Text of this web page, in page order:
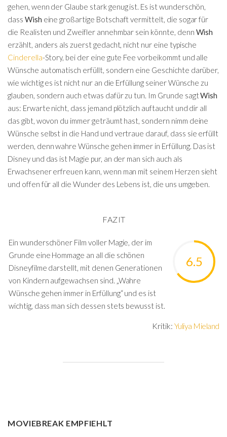
gehen, wenn der Glaube stark genug ist. Es ist wunderschön,
dass Wish eine großartige Botschaft vermittelt, die sogar für
die Realisten und Zweifler annehmbar sein könnte, denn Wish
erzählt, anders als zuerst gedacht, nicht nur eine typische
Cinderella-Story, bei der eine gute Fee vorbeikommt und alle
Wünsche automatisch erfüllt, sondern eine Geschichte darüber,
wie wichtig es ist nicht nur an die Erfüllung seiner Wünsche zu
glauben, sondern auch etwas dafür zu tun. Im Grunde sagtWish
aus: Erwarte nicht, dass jemand plötzlich auftaucht und dir all
das gibt, wovon du immer geträumt hast, sondern nimm deine
Wünsche selbst in die Hand und vertraue darauf, dass sie erfüllt
werden, denn wahre Wünsche gehen immer in Erfüllung. Das ist
Disney und das ist Magie pur, an der man sich auch als
Erwachsener erfreuen kann, wenn man mit seinem Herzen sieht
und offen für all die Wunder des Lebens ist, die uns umgeben.
FAZIT
6.5
Ein wunderschöner Film voller Magie, der im
Grunde eine Hommage an all die schönen
Disneyfilme darstellt, mit denen Generationen
von Kindern aufgewachsen sind. „Wahre
Wünsche gehen immer in Erfüllung“ und es ist
wichtig, dass man sich dessen stets bewusst ist.
Kritik: Yuliya Mieland
MOVIEBREAK EMPFIEHLT